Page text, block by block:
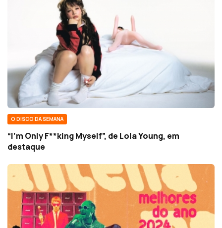
O DISCO DA SEMANA
“I’m Only F**king Myself”, de Lola Young, em
destaque